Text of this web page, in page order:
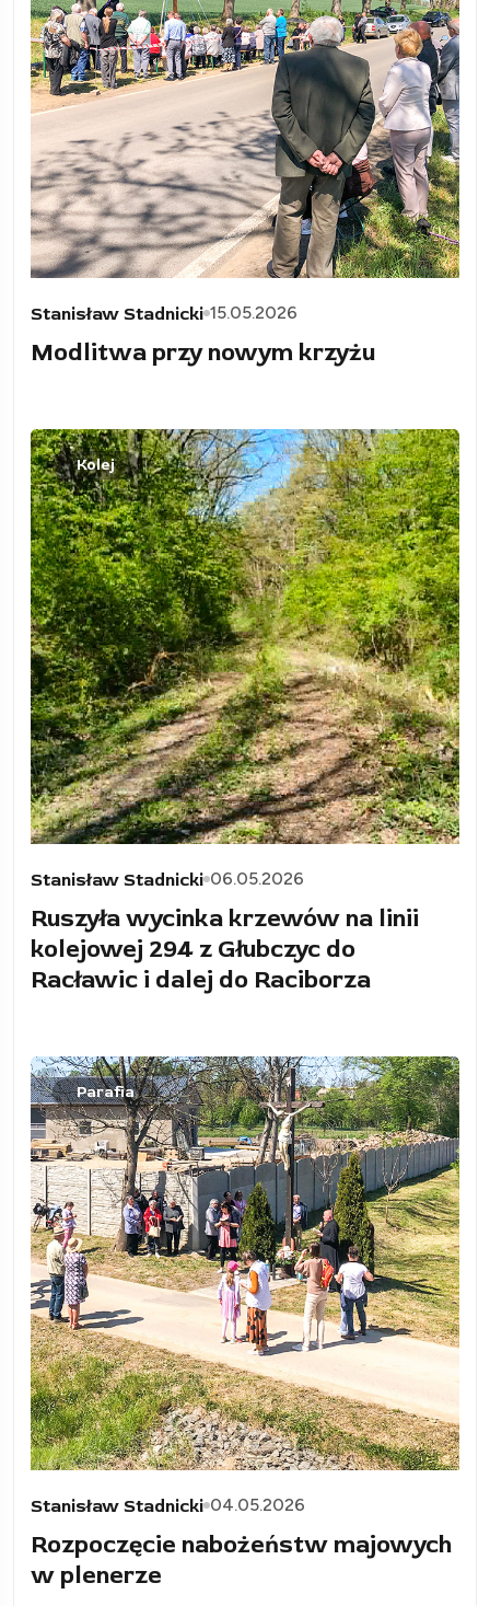
Stanisław Stadnicki 15.05.2026
Modlitwa przy nowym krzyżu
Kolej
Stanisław Stadnicki 06.05.2026
Ruszyła wycinka krzewów na linii
kolejowej 294 z Głubczyc do
Racławic i dalej do Raciborza
Parafia
Stanisław Stadnicki 04.05.2026
Rozpoczęcie nabożeństw majowych
w plenerze